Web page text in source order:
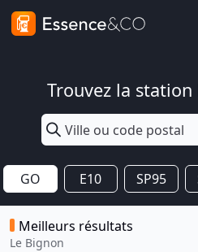
Trouvez la
GO E10 SP95
Meilleurs résultats
Le Bignon